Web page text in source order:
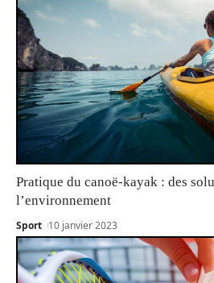
Pratique du canoë-kayak : des
l’environnement
Sport 10 janvier 2023